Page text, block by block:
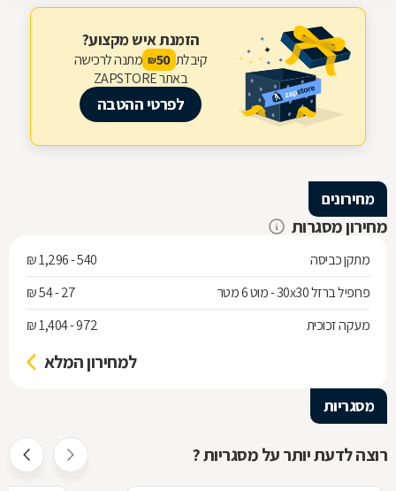
הזמנת איש מקצוע?
קיבלת 50
₪ מתנה לרכישה
באתר ZAPSTORE
לפרטי ההטבה
מחירונים
מחירון מסגרות
מתקן כביסה
540 - 1,296 ₪
פרופיל ברזל 30x30 - מוט 6 מטר
27 - 54 ₪
מעקה זכוכית
972 - 1,404 ₪
למחירון המלא
מסגריות
רוצה לדעת יותר על מסגריות ?